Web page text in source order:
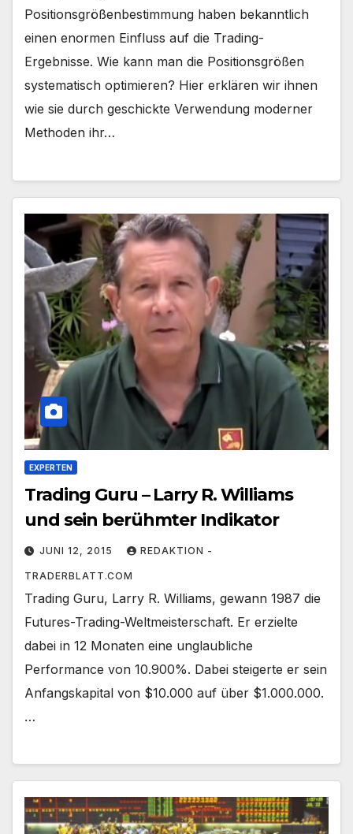
Positionsgrößenbestimmung haben bekanntlich
einen enormen Einfluss auf die Trading-
Ergebnisse. Wie kann man die Positionsgrößen
systematisch optimieren? Hier erklären wir ihnen
wie sie durch geschickte Verwendung moderner
Methoden ihr…
EXPERTEN
Trading Guru – Larry R. Williams
und sein berühmter Indikator
JUNI 12, 2015 REDAKTION -
TRADERBLATT.COM
Trading Guru, Larry R. Williams, gewann 1987 die
Futures-Trading-Weltmeisterschaft. Er erzielte
dabei in 12 Monaten eine unglaubliche
Performance von 10.900%. Dabei steigerte er sein
Anfangskapital von $10.000 auf über $1.000.000.
…